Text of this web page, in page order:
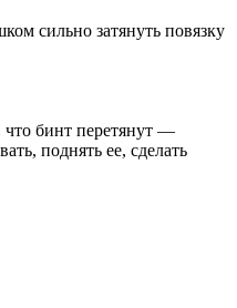
сильно затянуть повязку
что бинт перетянут —
поднять ее, сделать